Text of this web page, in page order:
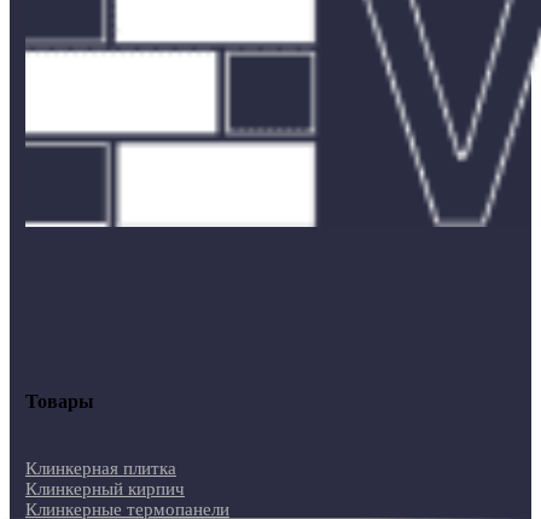
Товары
Клинкерная плитка
Клинкерный кирпич
Клинкерные термопанели